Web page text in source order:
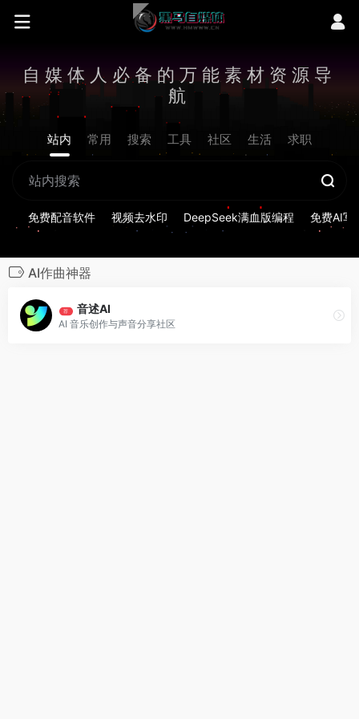
自媒体人必备的万能素材资源导
航
站内 常用 搜索 工具 社区 生活 求职
免费配音软件 视频去水印 DeepSeek满血版编程 免费AI写
AI作曲神器
荐 音述AI
AI 音乐创作与声音分享社区